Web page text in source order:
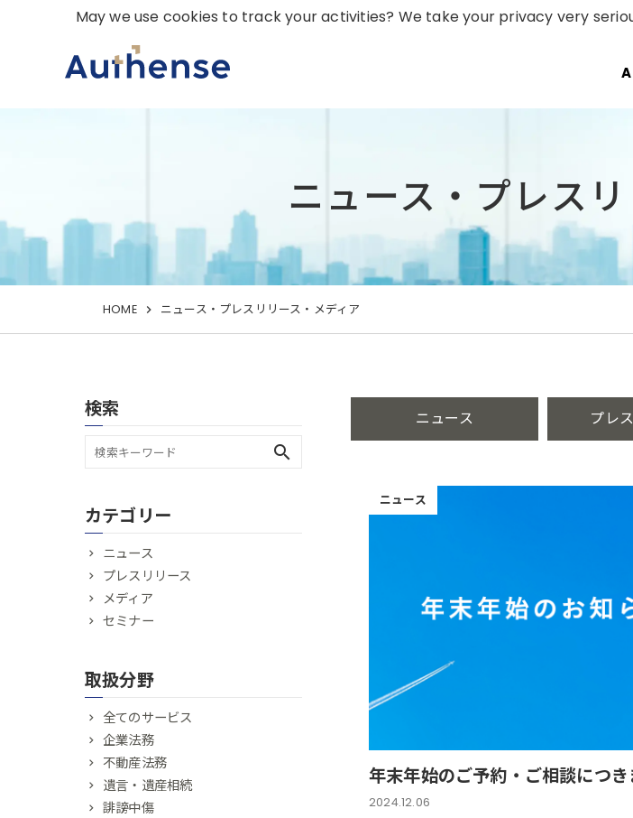
ニュース・プレス
HOME ニュース・プレスリリース・メディア
ニュース プレ
ニュース
年末年始のご予約・ご相談につき
2024.12.06
検索
search
カテゴリー
ニュース
プレスリリース
メディア
セミナー
取扱分野
全てのサービス
企業法務
不動産法務
遺言・遺産相続
誹謗中傷
May we use cookies to track your activities? We take your privacy very